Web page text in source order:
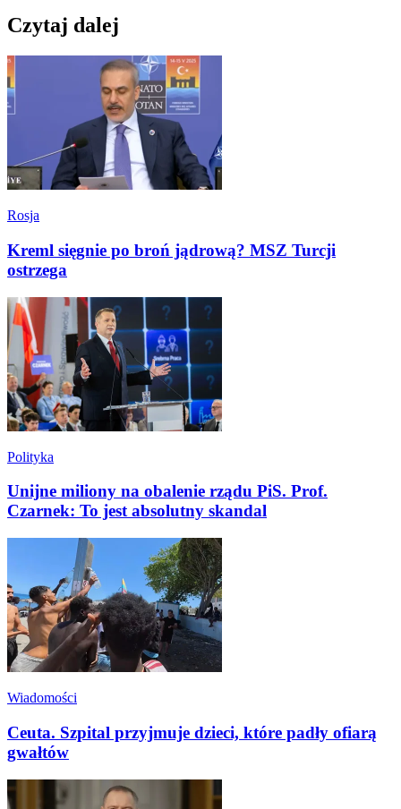
Czytaj dalej
Rosja
Kreml sięgnie po broń jądrową? MSZ Turcji
ostrzega
Polityka
Unijne miliony na obalenie rządu PiS. Prof.
Czarnek: To jest absolutny skandal
Wiadomości
Ceuta. Szpital przyjmuje dzieci, które padły ofiarą
gwałtów